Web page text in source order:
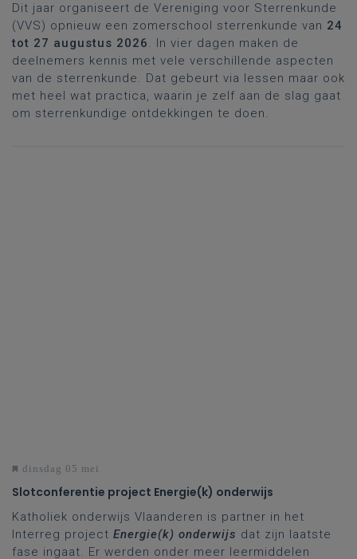
Dit jaar organiseert de Vereniging voor Sterrenkunde
(VVS) opnieuw een zomerschool sterrenkunde van 24
tot 27 augustus 2026. In vier dagen maken de
deelnemers kennis met vele verschillende aspecten
van de sterrenkunde. Dat gebeurt via lessen maar ook
met heel wat practica, waarin je zelf aan de slag gaat
om sterrenkundige ontdekkingen te doen.
dinsdag 05 mei
Slotconferentie project Energie(k) onderwijs
Katholiek onderwijs Vlaanderen is partner in het
Interreg project Energie(k) onderwijs dat zijn laatste
fase ingaat. Er werden onder meer leermiddelen